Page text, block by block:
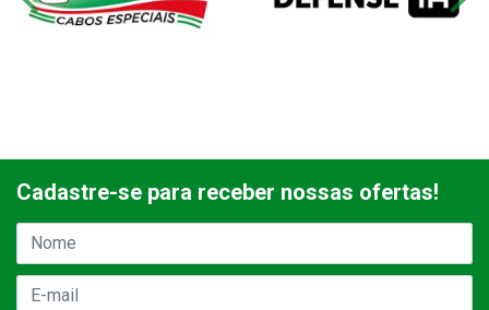
Cadastre-se para receber nossas ofertas!